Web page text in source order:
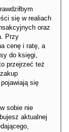
się w realiach
oraz
Przy
cenę i ratę, a
do księgi,
przejrzeć też
się
sobie nie
aktualnej